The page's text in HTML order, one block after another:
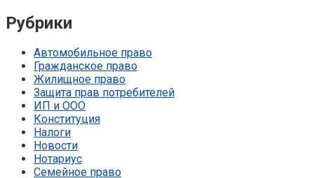
Рубрики
Автомобильное право
Гражданское право
Жилищное право
Защита прав потребителей
ИП и ООО
Конституция
Налоги
Новости
Нотариус
Семейное право